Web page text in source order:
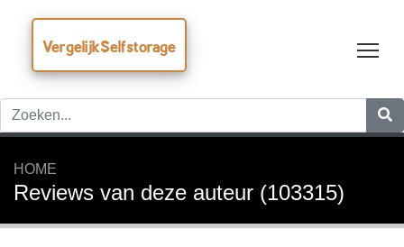
VergelijkSelfstorage
HOME
Reviews van deze auteur (103315)